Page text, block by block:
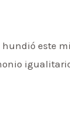
este